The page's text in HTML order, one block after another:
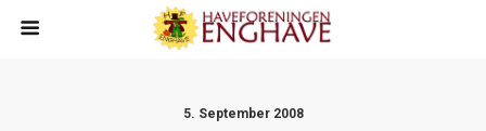
5. September 2008